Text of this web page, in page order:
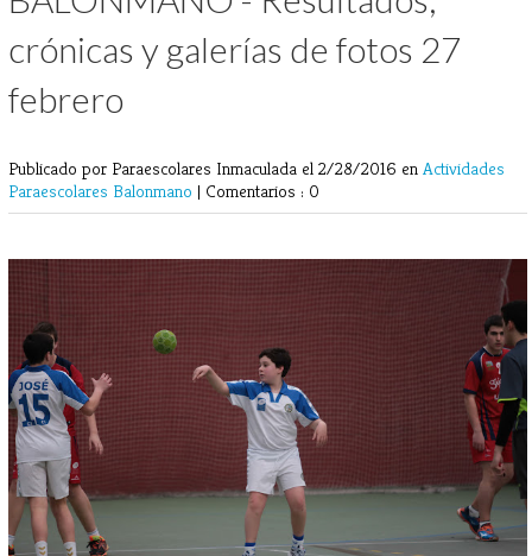
crónicas y galerías de fotos 27
febrero
Publicado por Paraescolares Inmaculada el 2/28/2016 en Actividades
Paraescolares Balonmano | Comentarios : 0